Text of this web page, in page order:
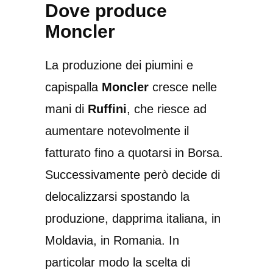
Dove produce
Moncler
La produzione dei piumini e
capispalla Moncler cresce nelle
mani di Ruffini, che riesce ad
aumentare notevolmente il
fatturato fino a quotarsi in Borsa.
Successivamente però decide di
delocalizzarsi spostando la
produzione, dapprima italiana, in
Moldavia, in Romania. In
particolar modo la scelta di